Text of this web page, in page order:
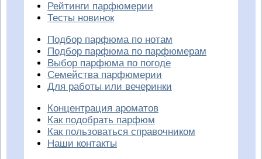
Рейтинги парфюмерии
Тесты новинок
Подбор парфюма по нотам
Подбор парфюма по парфюмерам
Выбор парфюма по погоде
Семейства парфюмерии
Для работы или вечеринки
Концентрация ароматов
Как подобрать парфюм
Как пользоваться справочником
Наши контакты